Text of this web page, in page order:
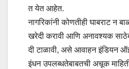
त येत आहेत.
नागरिकांनी कोणतीही घाबराट न
खरेदी करावी आणि अनावश्यक
दी टाळावी, असे आवाहन इंडियन
इंधन उपलब्धतेबाबतची अचूक माहिती